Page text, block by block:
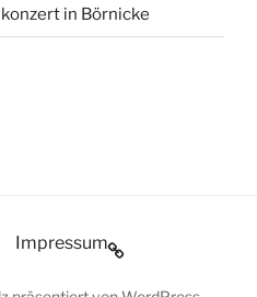
in Börnicke
Impressum